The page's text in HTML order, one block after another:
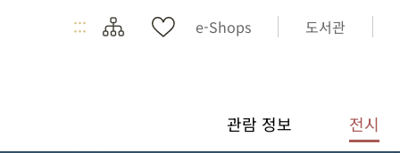
::: e-Shops 도서관
관람 정보 전시